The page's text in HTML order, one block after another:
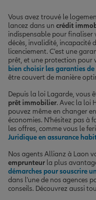
Vous avez trouvé le
lancez dans un crédit
indispensable pour finaliser
décès, invalidité, incapacité
licenciement. C'est une
prêt, et une protection pour
bien choisir les garanties
être couvert de manière
Depuis la loi Lagarde, vous
prêt immobilier. Avec la loi
pouvez même en changer
économies. N'hésitez pas à
les offres, comme vous le
Juridique en assurance
Nos agents Allianz à Laon
emprunteur la plus
démarches pour souscrire
dans l'une de nos agences
conseils. Découvrez aussi